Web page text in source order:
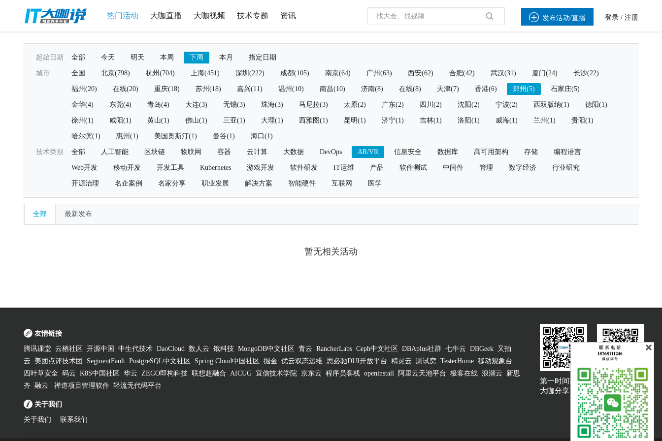
热门活动 大咖直播 大咖视频 技术专题 资讯  发布活动/直播 登录 / 注册
起始日期 全部 今天 明天 本周 下周 本月 指定日期
城市 全国 北京(798) 杭州(704) 上海(451) 深圳(222) 成都(105) 南京(64) 广州(63) 西安(62) 合肥(42) 武汉(31) 厦门(24) 长沙(22)
福州(20) 在线(20) 重庆(18) 苏州(18) 嘉兴(11) 温州(10) 南昌(10) 济南(8) 在线(8) 天津(7) 香港(6) 郑州(5) 石家庄(5)
金华(4) 东莞(4) 青岛(4) 大连(3) 无锡(3) 珠海(3) 马尼拉(3) 太原(2) 广东(2) 四川(2) 沈阳(2) 宁波(2) 西双版纳(1) 德阳(1)
徐州(1) 咸阳(1) 黄山(1) 佛山(1) 三亚(1) 大理(1) 西雅图(1) 昆明(1) 济宁(1) 吉林(1) 洛阳(1) 威海(1) 兰州(1) 贵阳(1)
哈尔滨(1) 惠州(1) 美国奥斯汀(1) 曼谷(1) 海口(1)
技术类别 全部 人工智能 区块链 物联网 容器 云计算 大数据 DevOps AR/VR 信息安全 数据库 高可用架构 存储 编程语言
Web开发 移动开发 开发工具 Kubernetes 游戏开发 软件研发 IT运维 产品 软件测试 中间件 管理 数字经济 行业研究
开源治理 名企案例 名家分享 职业发展 解决方案 智能硬件 互联网 医学
全部 最新发布
暂无相关活动
友情链接
腾讯课堂 云栖社区 开源中国 中生代技术 DaoCloud 数人云 饿科技 MongoDB中文社区 青云 RancherLabs Ceph中文社区 DBAplus社群 七牛云 DBGeek
又拍
云
美团点评技术团 SegmentFault PostgreSQL中文社区 Spring Cloud中国社区 掘金 优云双态运维 思必驰DUI开放平台 精灵云 测试窝 TesterHome 移动观象台
四叶草安全 码云 K8S中国社区 华云 ZEGO即构科技 联想超融合 AICUG 宜信技术学院 京东云 程序员客栈 openinstall 阿里云天池平台 极客在线 浪潮云
新思
齐 融云 禅道项目管理软件 轻流无代码平台
关于我们
关于我们 联系我们
第一时间获取
大咖分享资讯
大咖说吐槽客服